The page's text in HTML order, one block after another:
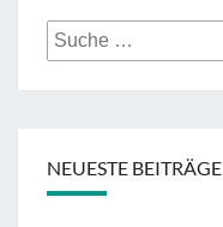
Suche
nach:
NEUESTE BEITRÄGE